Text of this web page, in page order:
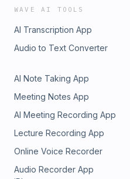
WAVE AI TOOLS
AI Transcription App
Audio to Text Converter
AI Note Taking App
Meeting Notes App
AI Meeting Recording App
Lecture Recording App
Online Voice Recorder
Audio Recorder App